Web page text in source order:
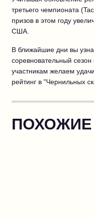
третьего чемпионата
призов в этом году
США.
В ближайшие дни вы
соревновательный
участникам желаем
рейтинг в "Чернильных
ПОХОЖИЕ